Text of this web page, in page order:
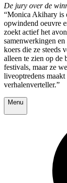
De jury over de
“Monica Akihary is
opwindend oeuvre
zoekt actief het
samenwerkingen
koers die ze steeds
alleen te zien op de
festivals, maar ze
liveoptredens
verhalenverteller.”
Menu